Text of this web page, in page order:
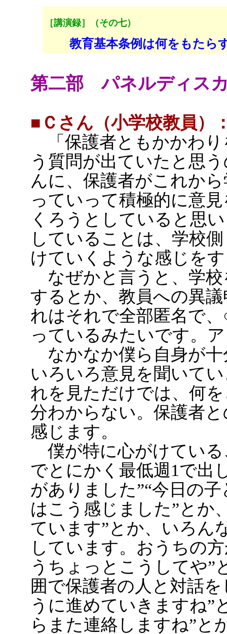
［講演録］（その七）
教育基本条例は何をもた
第二部 パネルディス
■Ｃさん（小学校教員）
「保護者ともかかわ
う質問が出ていたと思
んに、保護者がこれか
っていって積極的に意
くろうとしていると思
していることは、学校
けていくような感じを
なぜかと言うと、学校
するとか、教員への異
れはそれで全部匿名で
っているみたいです。
なかなか僕ら自身が十
いろいろ意見を聞いて
れを見ただけでは、何
分わからない。保護者
感じます。
僕が特に心がけている
でとにかく最低週1で出
がありました”“今日の
はこう感じました”とか
ています”とか、いろん
しています。おうちの
うちょっとこうしてや”
囲で保護者の人と対話
うに進めていきますね”
らまた連絡しますね”と